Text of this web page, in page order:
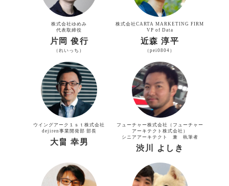
株式会社ゆめみ
代表取締役
片岡 俊行
（れいっち）
株式会社CARTA MARKETING FIRM
VP of Data
近森 淳平
（pei0804）
ウイングアーク１ｓｔ株式会社
dejiren事業開発部 部長
大畠 幸男
フューチャー株式会社（フューチャー
アーキテクト株式会社）
シニアアーキテクト 兼 執筆者
渋川 よしき